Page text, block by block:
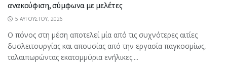
ανακούφιση, σύμφωνα με μελέτες
5 ΑΥΓΟΎΣΤΟΥ, 2026
Ο πόνος στη μέση αποτελεί μία από τις συχνότερες αιτίες
δυσλειτουργίας και απουσίας από την εργασία παγκοσμίως,
ταλαιπωρώντας εκατομμύρια ενήλικες....